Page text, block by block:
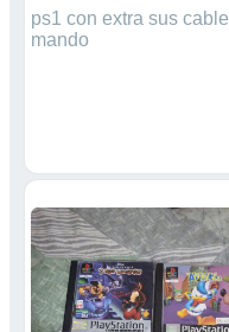
ps1 con extra sus
mando